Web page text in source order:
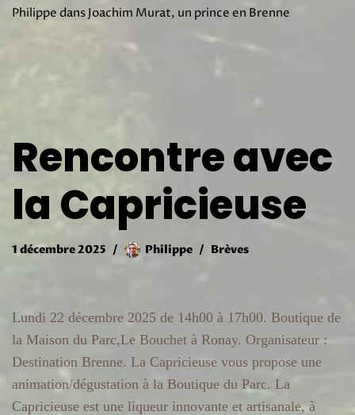
PhilippedansJoachim Murat, un prince en Brenne
Rencontre avec
la Capricieuse
1 décembre 2025 Philippe Brèves
Lundi 22 décembre 2025 de 14h00 à 17h00. Boutique de
la Maison du Parc,Le Bouchet à Ronay. Organisateur :
Destination Brenne. La Capricieuse vous propose une
animation/dégustation à la Boutique du Parc. La
Capricieuse est une liqueur innovante et artisanale, à